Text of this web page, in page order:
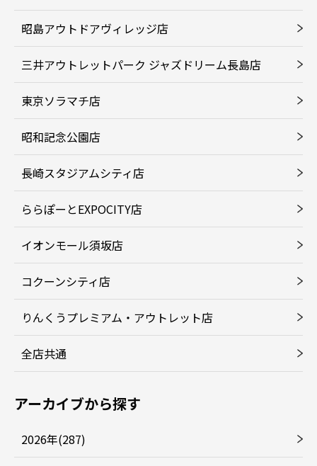
昭島アウトドアヴィレッジ店
三井アウトレットパーク ジャズドリーム長島店
東京ソラマチ店
昭和記念公園店
長崎スタジアムシティ店
ららぽーとEXPOCITY店
イオンモール須坂店
コクーンシティ店
りんくうプレミアム・アウトレット店
全店共通
アーカイブから探す
2026年(287)